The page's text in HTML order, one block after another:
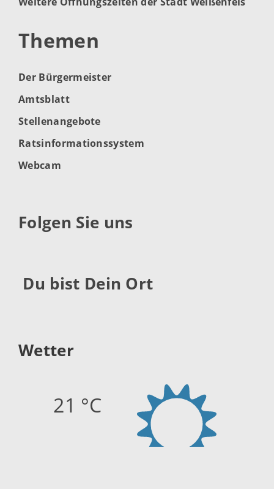
Themen
Der Bürgermeister
Amtsblatt
Stellenangebote
Ratsinformationssystem
Webcam
Folgen Sie uns
Du bist Dein Ort
Wetter
21 °C